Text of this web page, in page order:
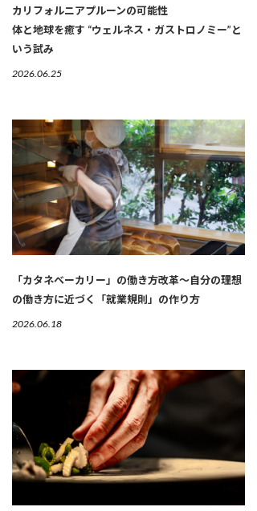
カリフォルニアプルーンの可能性
体と地球を癒す “ウェルネス・ガストロノミー”と
いう試み
2026.06.25
「カタネベーカリー」の働き方改革～自分の理想
の働き方に近づく「就業規則」の作り方
2026.06.18